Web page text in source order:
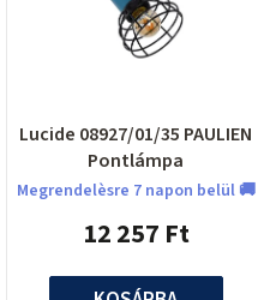
Lucide 08927/01/35 PAULIEN
Pontlámpa
Megrendelèsre 7 napon belül 🚚
12 257 Ft